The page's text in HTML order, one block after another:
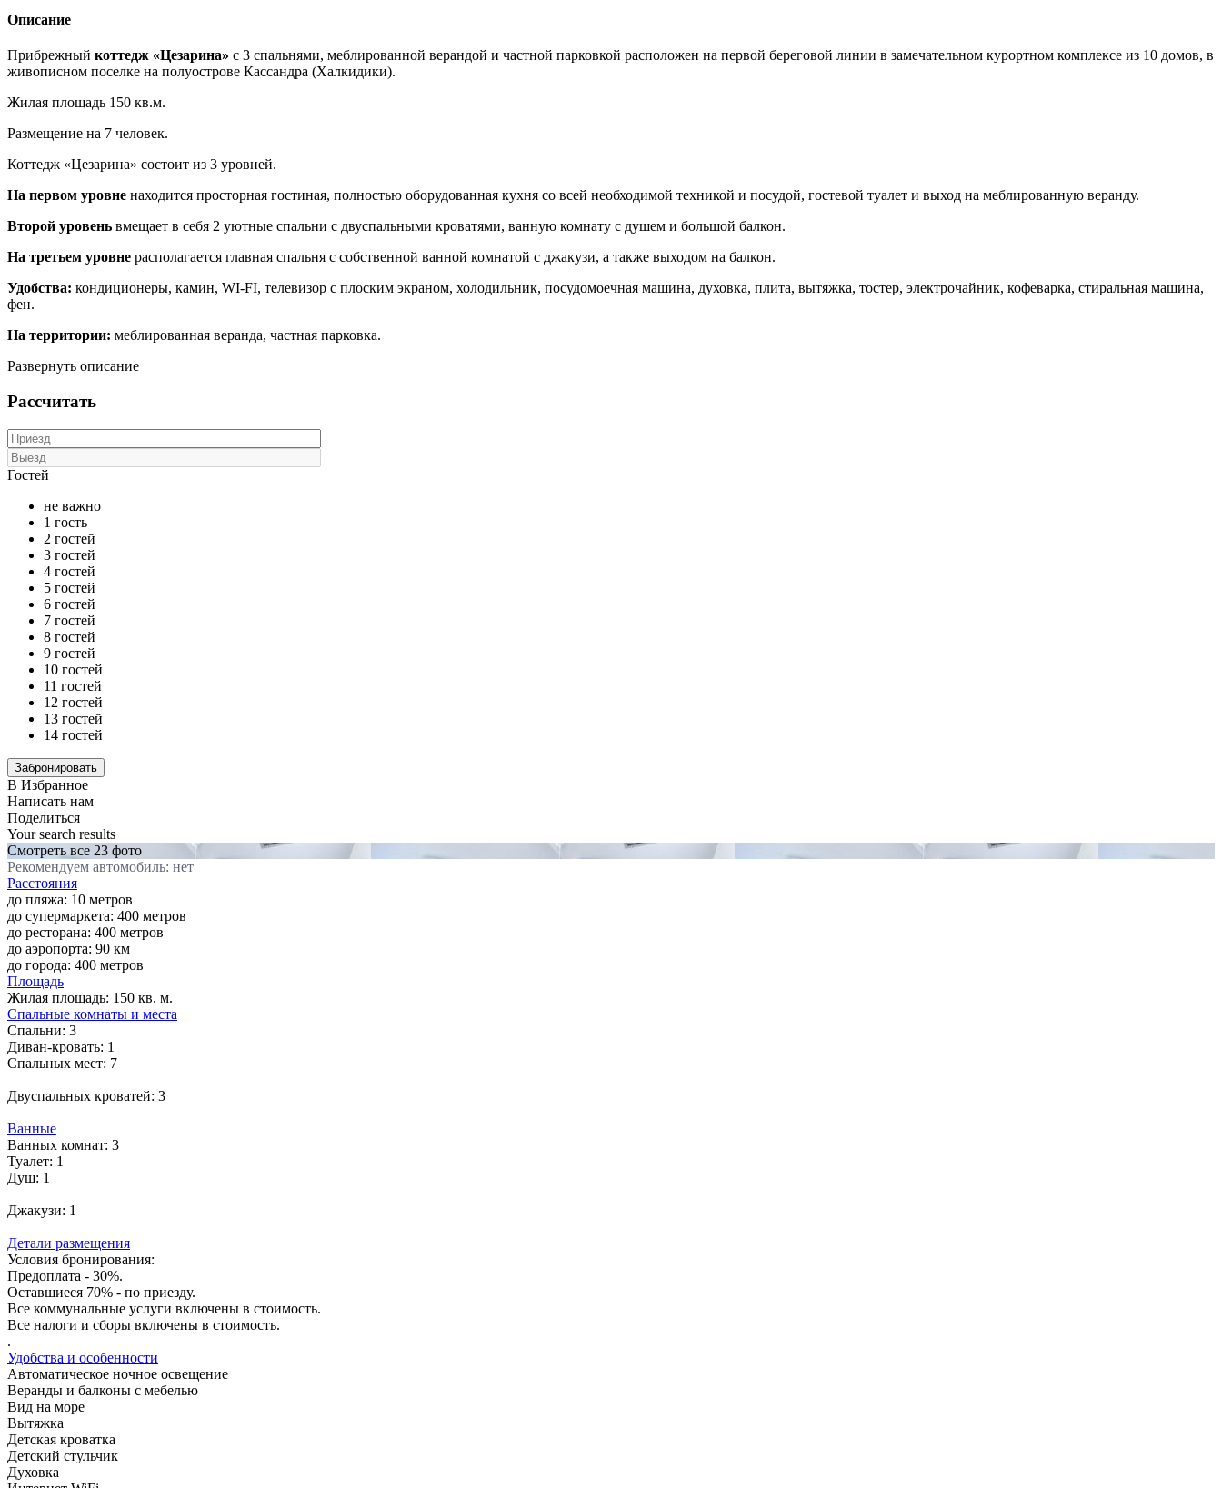
Описание
Прибрежный коттедж «Цезарина» с 3 спальнями, меблированной верандой и частной парковкой расположен на первой береговой линии в замечательном курортном комплексе из 10 домов, в
живописном поселке на полуострове Кассандра (Халкидики).
Жилая площадь 150 кв.м.
Размещение на 7 человек.
Коттедж «Цезарина» состоит из 3 уровней.
На первом уровне находится просторная гостиная, полностью оборудованная кухня со всей необходимой техникой и посудой, гостевой туалет и выход на меблированную веранду.
Второй уровень вмещает в себя 2 уютные спальни с двуспальными кроватями, ванную комнату с душем и большой балкон.
На третьем уровне располагается главная спальня с собственной ванной комнатой с джакузи, а также выходом на балкон.
Удобства: кондиционеры, камин, WI-FI, телевизор с плоским экраном, холодильник, посудомоечная машина, духовка, плита, вытяжка, тостер, электрочайник, кофеварка, стиральная машина,
фен.
На территории: меблированная веранда, частная парковка.
Развернуть описание
Рассчитать
Гостей
не важно
1 гость
2 гостей
3 гостей
4 гостей
5 гостей
6 гостей
7 гостей
8 гостей
9 гостей
10 гостей
11 гостей
12 гостей
13 гостей
14 гостей
В Избранное
Написать нам
Поделиться
Your search results
Смотреть все 23 фото
Рекомендуем автомобиль: нет
Расстояния
до пляжа: 10 метров
до супермаркета: 400 метров
до ресторана: 400 метров
до аэропорта: 90 км
до города: 400 метров
Площадь
Жилая площадь: 150 кв. м.
Спальные комнаты и места
Спальни: 3
Диван-кровать: 1
Спальных мест: 7
Двуспальных кроватей: 3
Ванные
Ванных комнат: 3
Туалет: 1
Душ: 1
Джакузи: 1
Детали размещения
Условия бронирования:
Предоплата - 30%.
Оставшиеся 70% - по приезду.
Все коммунальные услуги включены в стоимость.
Все налоги и сборы включены в стоимость.
.
Удобства и особенности
Автоматическое ночное освещение
Веранды и балконы с мебелью
Вид на море
Вытяжка
Детская кроватка
Детский стульчик
Духовка